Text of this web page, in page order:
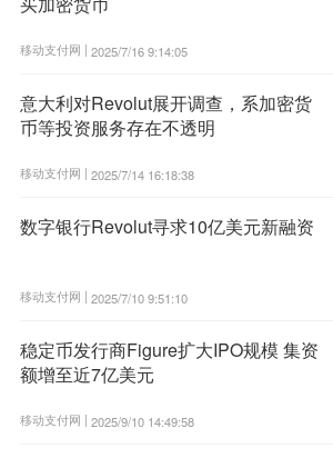
移动支付网 | 2025/7/16 9:14:05
意大利对Revolut展开调查，系加密货
币等投资服务存在不透明
移动支付网 | 2025/7/14 16:18:38
数字银行Revolut寻求10亿美元新融资
移动支付网 | 2025/7/10 9:51:10
稳定币发行商Figure扩大IPO规模 集资
额增至近7亿美元
移动支付网 | 2025/9/10 14:49:58